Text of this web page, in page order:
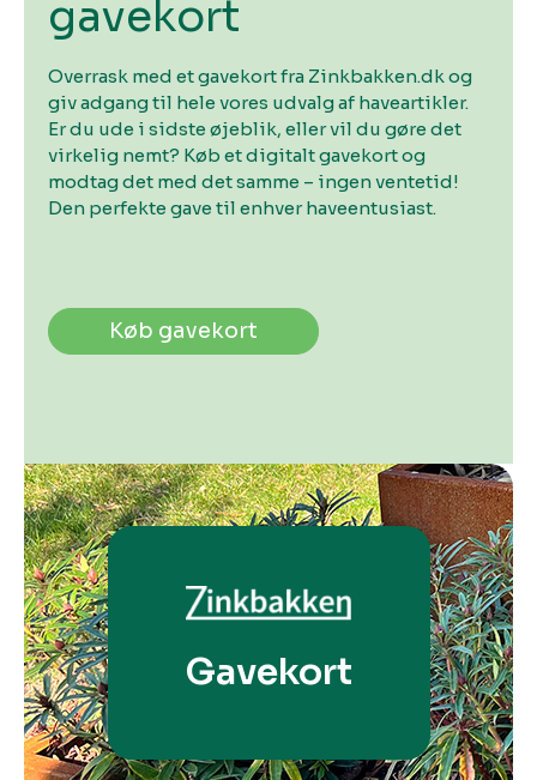
gavekort
Overrask med et gavekort fra Zinkbakken.dk og
giv adgang til hele vores udvalg af haveartikler.
Er du ude i sidste øjeblik, eller vil du gøre det
virkelig nemt? Køb et digitalt gavekort og
modtag det med det samme – ingen ventetid!
Den perfekte gave til enhver haveentusiast.
Køb gavekort
Gavekort